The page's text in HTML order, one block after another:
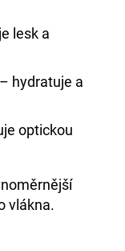
lesk a
– hydratuje a
optickou
vlákna.